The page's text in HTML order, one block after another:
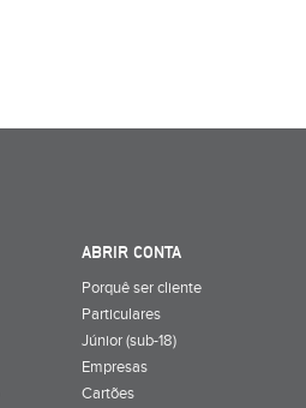
ABRIR CONTA
Porquê ser cliente
Particulares
Júnior (sub-18)
Empresas
Cartões